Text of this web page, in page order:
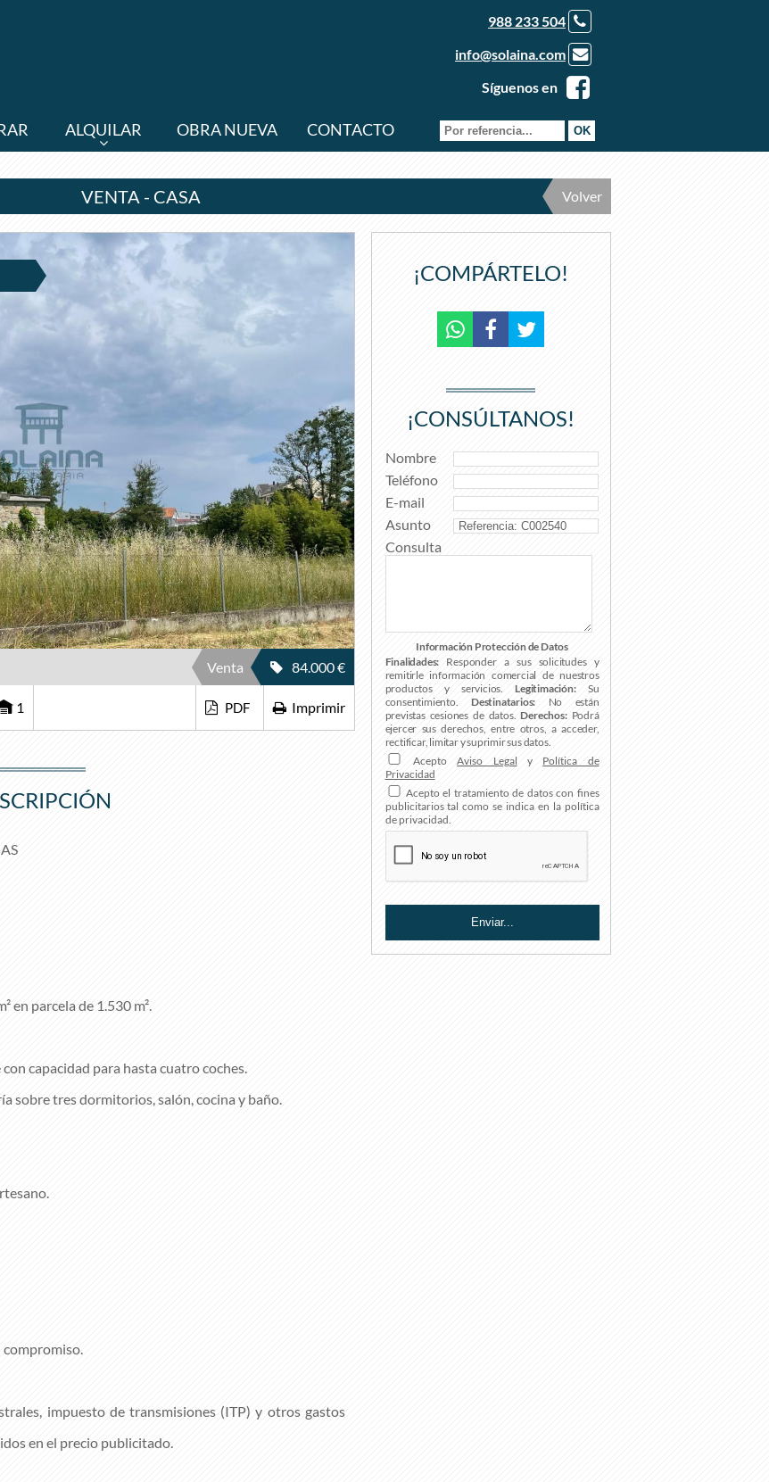
988 233 504
info@solaina.com
Síguenos en
ALQUILAR OBRA NUEVA CONTACTO
VENTA - CASA Volver
Venta 84.000 €
1 Imprimir
en parcela de 1.530 m².
capacidad para hasta cuatro coches.
sobre tres dormitorios, salón, cocina y baño.
compromiso.
impuesto de transmisiones (ITP) y otros gastos
en el precio publicitado.
¡COMPÁRTELO!
¡CONSÚLTANOS!
Nombre
Teléfono
E-mail
Asunto
Consulta
Información Protección de Datos
Finalidades: Responder a sus solicitudes y
remitirle información comercial de nuestros
productos y servicios.Legitimación:Su
consentimiento. Destinatarios: No están
previstas cesiones de datos.Derechos:Podrá
ejercer sus derechos, entre otros, a acceder,
rectificar, limitar y suprimir sus datos.
AceptoAviso Legaly Política de
Privacidad
Acepto el tratamiento de datos con fines
publicitarios tal como se indica en la política
de privacidad.